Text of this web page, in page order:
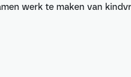
werk te maken van